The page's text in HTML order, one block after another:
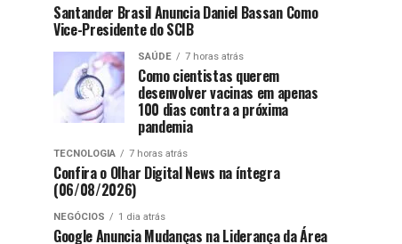
Santander Brasil Anuncia Daniel Bassan Como
Vice-Presidente do SCIB
SAÚDE 7 horas atrás
Como cientistas querem
desenvolver vacinas em apenas
100 dias contra a próxima
pandemia
TECNOLOGIA 7 horas atrás
Confira o Olhar Digital News na íntegra
(06/08/2026)
NEGÓCIOS 1 dia atrás
Google Anuncia Mudanças na Liderança da Área